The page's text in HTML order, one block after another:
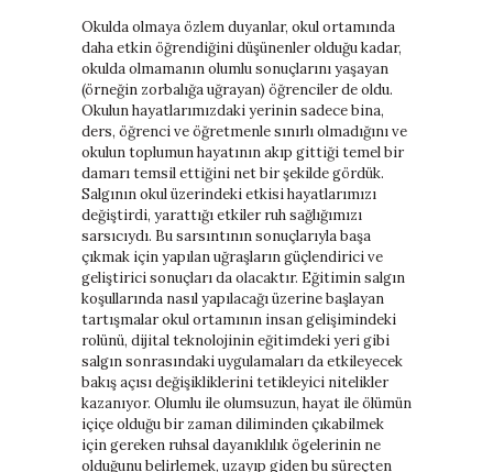
Okulda olmaya özlem duyanlar, okul ortamında
daha etkin öğrendiğini düşünenler olduğu kadar,
okulda olmamanın olumlu sonuçlarını yaşayan
(örneğin zorbalığa uğrayan) öğrenciler de oldu.
Okulun hayatlarımızdaki yerinin sadece bina,
ders, öğrenci ve öğretmenle sınırlı olmadığını ve
okulun toplumun hayatının akıp gittiği temel bir
damarı temsil ettiğini net bir şekilde gördük.
Salgının okul üzerindeki etkisi hayatlarımızı
değiştirdi, yarattığı etkiler ruh sağlığımızı
sarsıcıydı. Bu sarsıntının sonuçlarıyla başa
çıkmak için yapılan uğraşların güçlendirici ve
geliştirici sonuçları da olacaktır. Eğitimin salgın
koşullarında nasıl yapılacağı üzerine başlayan
tartışmalar okul ortamının insan gelişimindeki
rolünü, dijital teknolojinin eğitimdeki yeri gibi
salgın sonrasındaki uygulamaları da etkileyecek
bakış açısı değişikliklerini tetikleyici nitelikler
kazanıyor. Olumlu ile olumsuzun, hayat ile ölümün
içiçe olduğu bir zaman diliminden çıkabilmek
için gereken ruhsal dayanıklılık ögelerinin ne
olduğunu belirlemek, uzayıp giden bu süreçten